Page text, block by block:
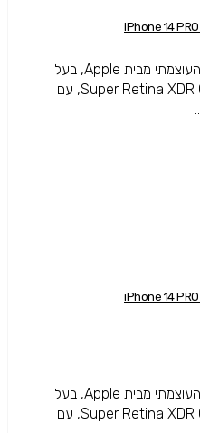
iPhone 14 Pro Max העוצמתי מבית Apple, בעל
מסך 6.7 אינטש Super Retina XDR OLED, עם
iPhone 14 Pro Max העוצמתי מבית Apple, בעל
מסך 6.7 אינטש Super Retina XDR OLED, עם